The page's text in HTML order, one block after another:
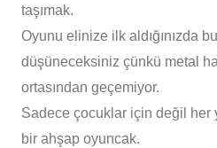
taşımak.
Oyunu elinize ilk aldığınızda
düşüneceksiniz çünkü metal
ortasından geçemiyor.
Sadece çocuklar için değil her
bir ahşap oyuncak.